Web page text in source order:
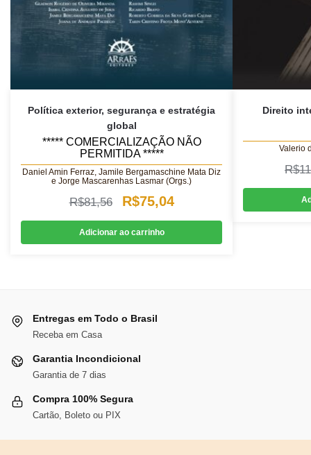
Política exterior, segurança e estratégia
global
***** COMERCIALIZAÇÃO NÃO
PERMITIDA *****
Daniel Amin Ferraz, Jamile Bergamaschine Mata Diz
e Jorge Mascarenhas Lasmar (Orgs.)
R$81,56
O
preço
original
R$75,04O
preço
atual
Adicionar ao carrinho
Direito
Valerio
R$
Entregas em Todo o Brasil
Receba em Casa
Garantia Incondicional
Garantia de 7 dias
Compra 100% Segura
Cartão, Boleto ou PIX